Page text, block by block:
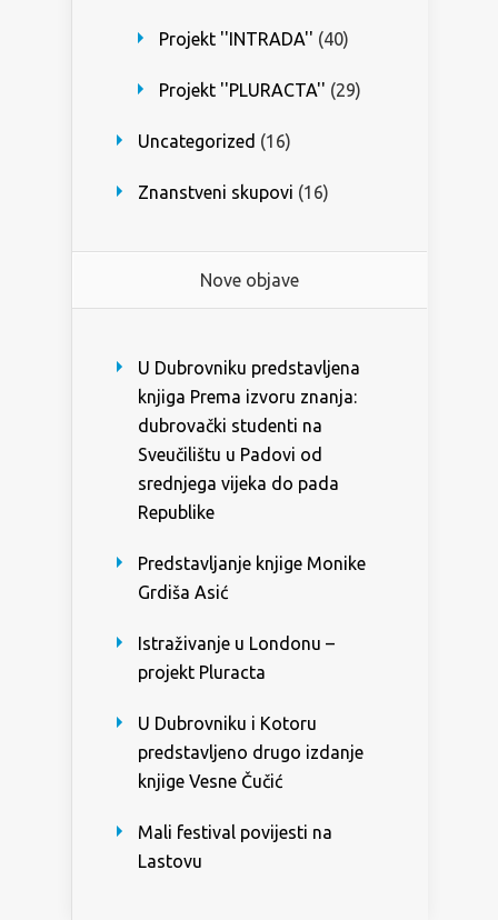
Projekt ''INTRADA'' (40)
Projekt ''PLURACTA'' (29)
Uncategorized (16)
Znanstveni skupovi (16)
Nove objave
U Dubrovniku predstavljena
knjiga Prema izvoru znanja:
dubrovački studenti na
Sveučilištu u Padovi od
srednjega vijeka do pada
Republike
Predstavljanje knjige Monike
Grdiša Asić
Istraživanje u Londonu –
projekt Pluracta
U Dubrovniku i Kotoru
predstavljeno drugo izdanje
knjige Vesne Čučić
Mali festival povijesti na
Lastovu